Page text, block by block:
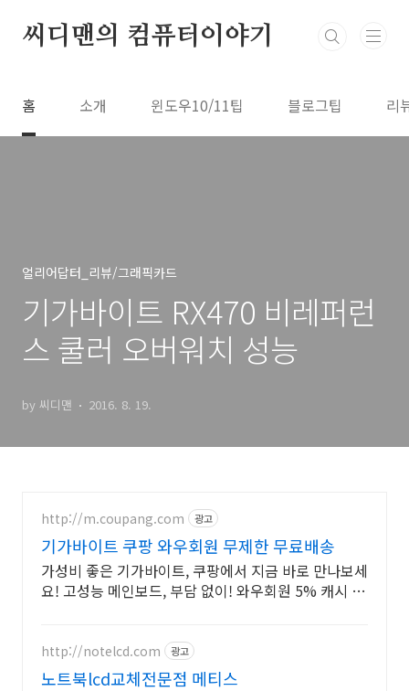
씨디맨의 컴퓨터이야기
홈 소개 윈도우10/11팁 블로그팁 리
얼리어답터_리뷰/그래픽카드
기가바이트 RX470 비레퍼런
스 쿨러 오버워치 성능
by 씨디맨 2016. 8. 19.
http://m.coupang.com 광고
기가바이트 쿠팡 와우회원 무제한 무료배송
가성비 좋은 기가바이트, 쿠팡에서 지금 바로 만나보세
요! 고성능 메인보드, 부담 없이! 와우회원 5% 캐시 적
http://notelcd.com 광고
노트북lcd교체전문점 메티스